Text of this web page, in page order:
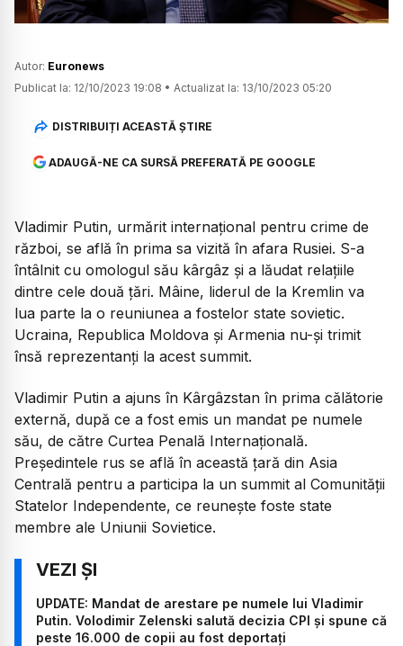
Autor: Euronews
Publicat la: 12/10/2023 19:08 • Actualizat la: 13/10/2023 05:20
DISTRIBUIȚI ACEASTĂ ȘTIRE
ADAUGĂ-NE CA SURSĂ PREFERATĂ PE GOOGLE
Vladimir Putin, urmărit internațional pentru crime de
război, se află în prima sa vizită în afara Rusiei. S-a
întâlnit cu omologul său kârgâz și a lăudat relațiile
dintre cele două țări. Mâine, liderul de la Kremlin va
lua parte la o reuniunea a fostelor state sovietic.
Ucraina, Republica Moldova și Armenia nu-și trimit
însă reprezentanți la acest summit.
Vladimir Putin a ajuns în Kârgâzstan în prima călătorie
externă, după ce a fost emis un mandat pe numele
său, de către Curtea Penală Internațională.
Președintele rus se află în această țară din Asia
Centrală pentru a participa la un summit al Comunității
Statelor Independente, ce reunește foste state
membre ale Uniunii Sovietice.
UPDATE: Mandat de arestare pe numele lui Vladimir
Putin. Volodimir Zelenski salută decizia CPI și spune că
peste 16.000 de copii au fost deportați